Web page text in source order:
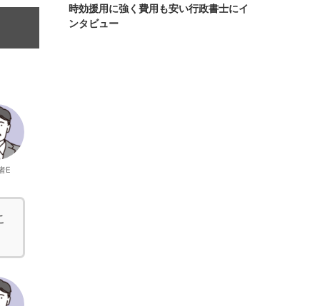
E
時効援用に強く費用も安い行政書士にイ
ンタビュー